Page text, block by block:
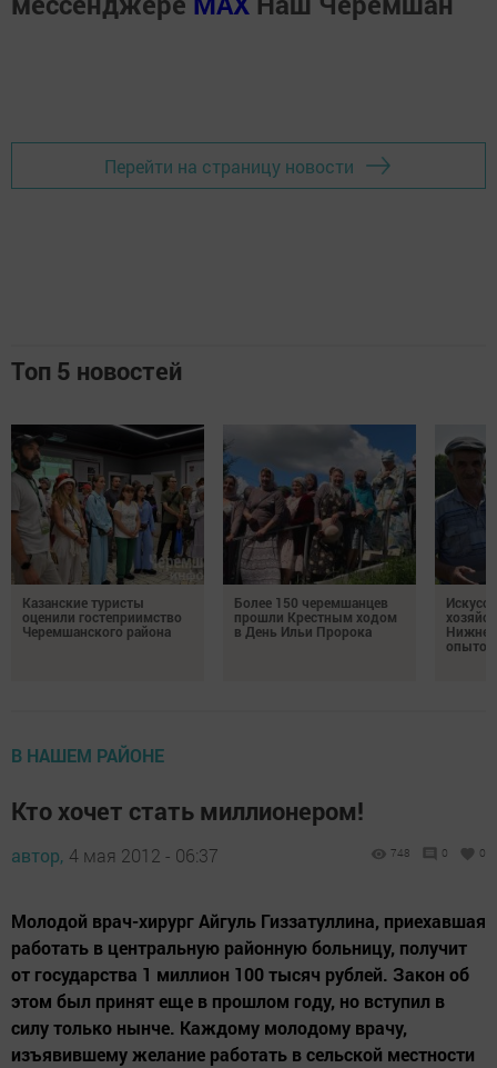
Перейти на страницу новости
Топ 5 новостей
Казанские туристы
оценили гостеприимство
Черемшанского района
Более 150 черемшанцев
прошли Крестным ходом
в День Ильи Пророка
опытом
В НАШЕМ РАЙОНЕ
Кто хочет стать миллионером!
автор, 4 мая 2012 - 06:37 748 0 0
Молодой врач-хирург Айгуль Гиззатуллина, приехавшая
работать в центральную районную больницу, получит
от государства 1 миллион 100 тысяч рублей. Закон об
этом был принят еще в прошлом году, но вступил в
силу только нынче. Каждому молодому врачу,
изъявившему желание работать в сельской местности